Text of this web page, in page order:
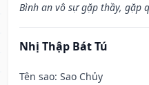
Bình an vô sự gặp thầy, gặp
Nhị Thập Bát Tú
Tên sao: Sao Chủy